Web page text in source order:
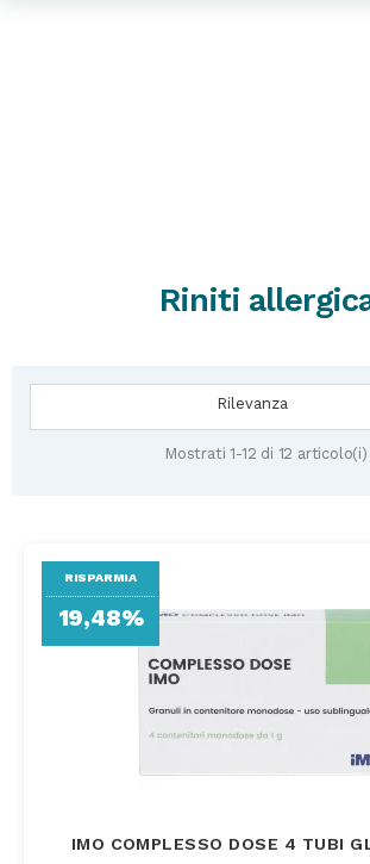
Riniti
Rilevanza
Mostrati 1-12 di 12 articolo(i)
IMO COMPLESSO DOSE 4 TUBI
RISPARMIA
19,48%